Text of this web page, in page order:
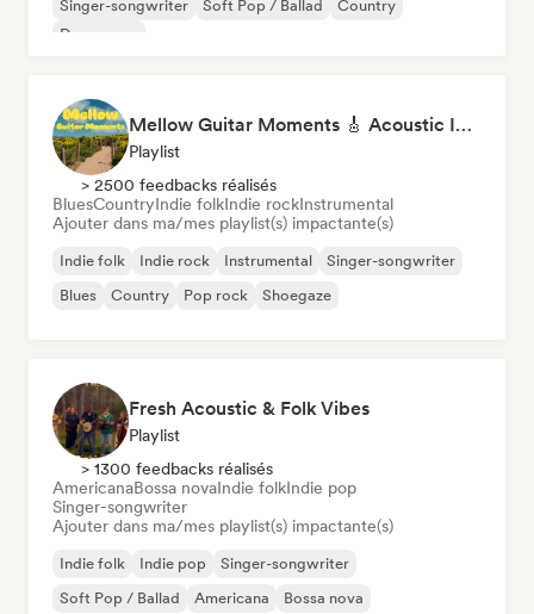
Singer-songwriter
Soft Pop / Ballad
Country
Dream pop
Mellow Guitar Moments 🎸 Acoustic Indie Folk & Singer-Songwriter
Playlist
> 2500 feedbacks réalisés
BluesCountryIndie folkIndie rockInstrumental
Ajouter dans ma/mes playlist(s) impactante(s)
Indie folk Indie rock Instrumental
Singer-songwriter
Blues
Country Pop rock Shoegaze
Fresh Acoustic & Folk Vibes
Playlist
> 1300 feedbacks réalisés
AmericanaBossa novaIndie folkIndie pop
Singer-songwriter
Ajouter dans ma/mes playlist(s) impactante(s)
Indie folk Indie pop
Singer-songwriter
Soft Pop / Ballad
Americana Bossa nova